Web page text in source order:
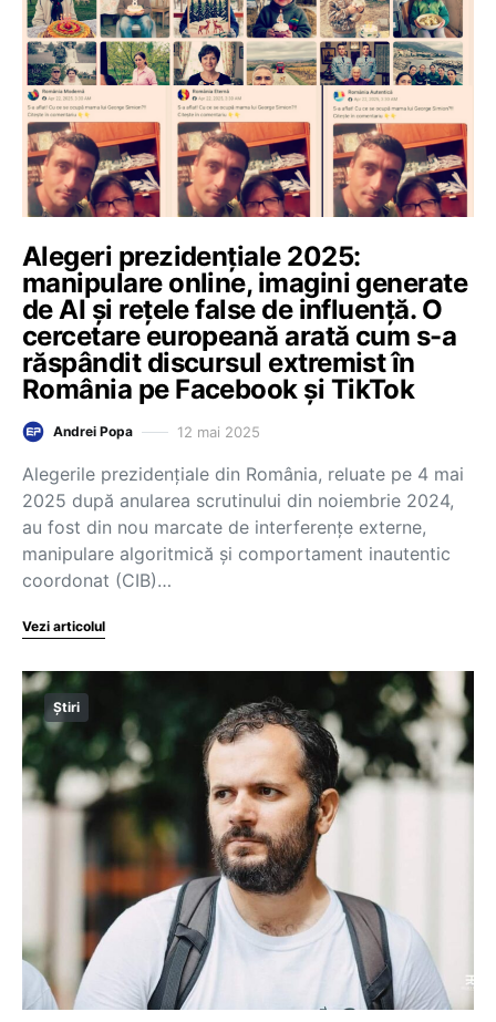
Alegeri prezidențiale 2025:
manipulare online, imagini generate
de AI și rețele false de influență. O
cercetare europeană arată cum s-a
răspândit discursul extremist în
România pe Facebook și TikTok
Andrei Popa 12 mai 2025
Alegerile prezidențiale din România, reluate pe 4 mai
2025 după anularea scrutinului din noiembrie 2024,
au fost din nou marcate de interferențe externe,
manipulare algoritmică și comportament inautentic
coordonat (CIB)…
Vezi articolul
Știri